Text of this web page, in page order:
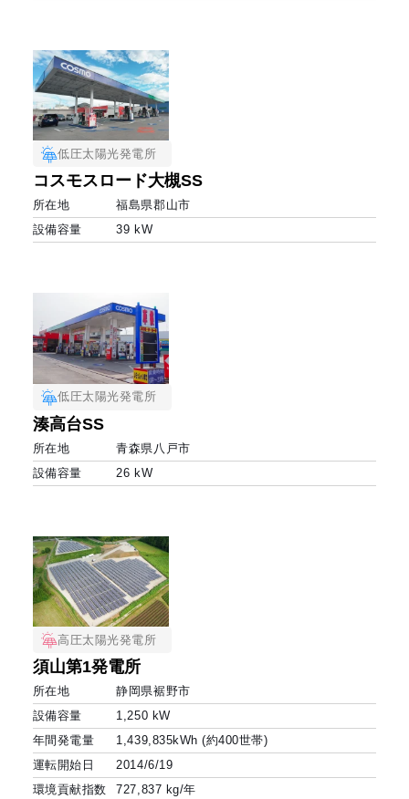
低圧太陽光発電所
コスモスロード大槻SS
所在地
福島県郡山市
設備容量
39 kW
低圧太陽光発電所
湊高台SS
所在地
青森県八戸市
設備容量
26 kW
高圧太陽光発電所
須山第1発電所
所在地
静岡県裾野市
設備容量
1,250 kW
年間発電量
1,439,835kWh (約400世帯)
運転開始日
2014/6/19
環境貢献指数
727,837 kg/年